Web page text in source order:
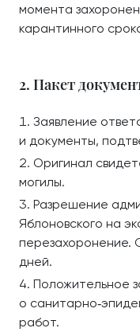
момента
карантинного
2. Пакет
Заявление
и документы,
Оригинал
могилы.
Разрешение
Яблоновского на
перезахоронение.
дней.
Положительное
о
работ.